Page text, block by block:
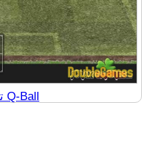
تحميل مجاني Q-Ball